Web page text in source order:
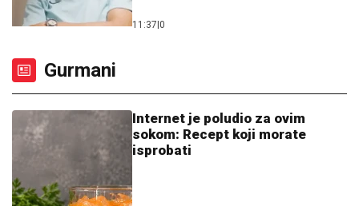
11:37 0
Gurmani
Internet je poludio za ovim
sokom: Recept koji morate
isprobati